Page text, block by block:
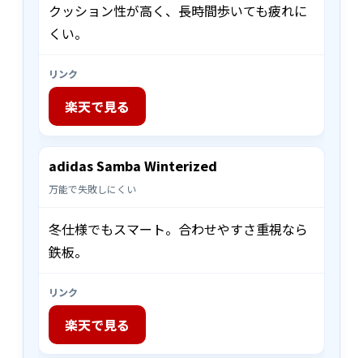
クッション性が高く、長時間歩いても疲れに
くい。
リンク
楽天で見る
adidas Samba Winterized
万能で失敗しにくい
冬仕様でもスマート。合わせやすさ重視なら
鉄板。
リンク
楽天で見る